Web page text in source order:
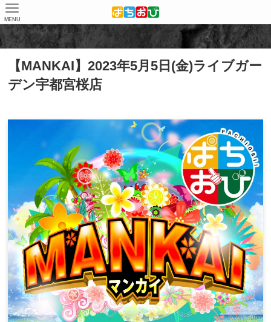
MENU
ホーム 取材結果 MANKAI
【MANKAI】2023年5月5日(金)ライブガー
デン宇都宮桜店